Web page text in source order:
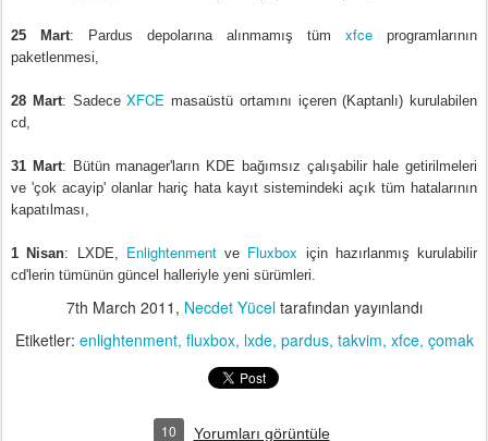
25 Mart: Pardus depolarına alınmamış tüm xfce programlarının
paketlenmesi,
28 Mart: SadeceXFCE masaüstü ortamını içeren (Kaptanlı) kurulabilen
cd,
31 Mart: Bütün manager'ların KDE bağımsız çalışabilir hale getirilmeleri
ve 'çok acayip' olanlar hariç hata kayıt sistemindeki açık tüm hatalarının
kapatılması,
1 Nisan: LXDE, Enlightenmentve Fluxbox için hazırlanmış kurulabilir
cd'lerin tümünün güncel halleriyle yeni sürümleri.
7th March 2011 , Necdet Yüceltarafından yayınlandı
Etiketler: enlightenment fluxbox lxde pardus takvim xfce çomak
10 Yorumları görüntüle